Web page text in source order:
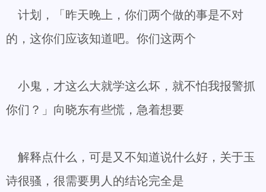
计划，「昨天晚上，你们两个做的事是不对
的，这你们应该知道吧。你们这两个
小鬼，才这么大就学这么坏，就不怕我报警抓
你们？」向晓东有些慌，急着想要
解释点什么，可是又不知道说什么好，关于玉
诗很骚，很需要男人的结论完全是